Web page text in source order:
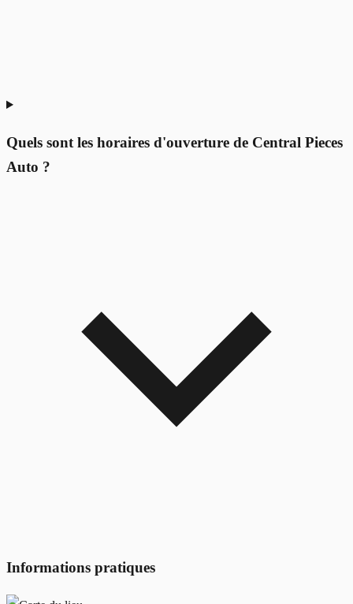
Quels sont les horaires d'ouverture de Central Pieces
Auto ?
Informations pratiques